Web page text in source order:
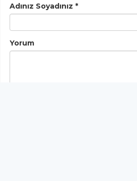
Adınız Soyadınız *
Yorum